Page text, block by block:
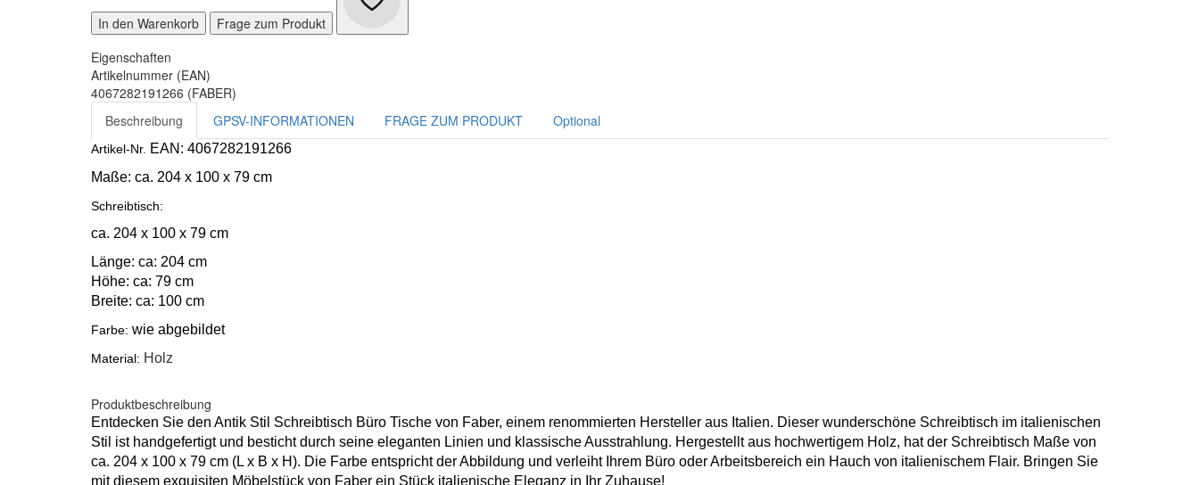
In den Warenkorb
Frage zum Produkt
Eigenschaften
Artikelnummer (EAN)
4067282191266 (FABER)
Beschreibung
GPSV-INFORMATIONEN FRAGE ZUM PRODUKT Optional
Artikel-Nr. EAN: 4067282191266
Maße: ca. 204 x 100 x 79 cm
Schreibtisch:
ca. 204 x 100 x 79 cm
Länge: ca: 204 cm
Höhe: ca: 79 cm
Breite: ca: 100 cm
Farbe: wie abgebildet
Material: Holz
Produktbeschreibung
Entdecken Sie den Antik Stil Schreibtisch Büro Tische von Faber, einem renommierten Hersteller aus Italien. Dieser wunderschöne Schreibtisch im italienischen
Stil ist handgefertigt und besticht durch seine eleganten Linien und klassische Ausstrahlung. Hergestellt aus hochwertigem Holz, hat der Schreibtisch Maße von
ca. 204 x 100 x 79 cm (L x B x H). Die Farbe entspricht der Abbildung und verleiht Ihrem Büro oder Arbeitsbereich ein Hauch von italienischem Flair. Bringen Sie
mit diesem exquisiten Möbelstück von Faber ein Stück italienische Eleganz in Ihr Zuhause!